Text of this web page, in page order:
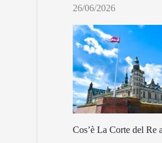
26/06/2026
Cos’è La Corte del Re